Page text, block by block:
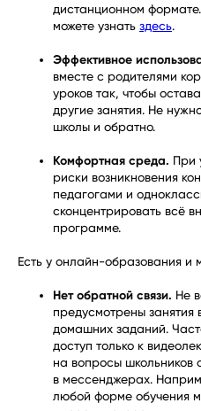
дистанционном
можете узнать здесь.
Эффективное
вместе с родителями
уроков так, чтобы
другие занятия. Не
школы и обратно.
Комфортная среда. При
риски возникновения
педагогами и
сконцентрировать всё
программе.
Есть у онлайн-образования и
Нет обратной связи. Не
предусмотрены
домашних заданий.
доступ только к
на вопросы школьников
в мессенджерах.
любой форме обучения